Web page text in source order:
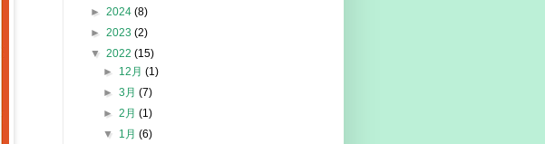
► 2024 (8)
► 2023 (2)
▼ 2022 (15)
► 12月(1)
►3月(7)
►2月(1)
▼ 1月(6)